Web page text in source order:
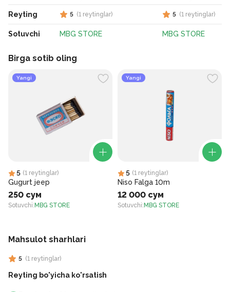
Reyting
Sotuvchi
5 (1 reytinglar)
MBG STORE
5 (1 reytinglar)
MBG STORE
Birga sotib oling
Yangi
5 (1 reytinglar)
Gugurt jeep
250 сум
Sotuvchi: MBG STORE
Yangi
5 (1 reytinglar)
Niso Falga 10m
12 000 сум
Sotuvchi: MBG STORE
Mahsulot sharhlari
5 (1 reytinglar)
Reyting bo'yicha ko'rsatish